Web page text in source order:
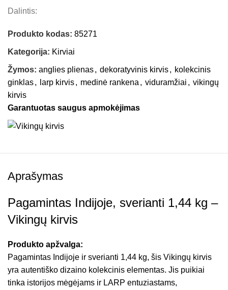
Dalintis:
Produkto kodas:85271
Kategorija: Kirviai
Žymos: anglies plienas, dekoratyvinis kirvis, kolekcinis
ginklas, larp kirvis, medinė rankena , viduramžiai , vikingų
kirvis
Garantuotas saugus apmokėjimas
Aprašymas
Pagamintas Indijoje, sverianti 1,44 kg –
Vikingų kirvis
Produkto apžvalga:
Pagamintas Indijoje ir sverianti 1,44 kg, šis Vikingų kirvis
yra autentiško dizaino kolekcinis elementas. Jis puikiai
tinka istorijos mėgėjams ir LARP entuziastams,